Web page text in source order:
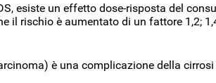
esiste un effetto dose-risposta del
il rischio è aumentato di un fattore 1,2;
è una complicazione della